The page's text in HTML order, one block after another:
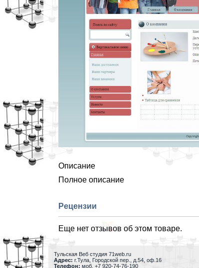
Описание
Полное описание
Рецензии
Еще нет отзывов об этом товаре.
Тульская Веб студия 71web.ru
Адрес: г.Тула Городской пер., д.54, оф.16
Телефон: моб. +7 920-74-76-190